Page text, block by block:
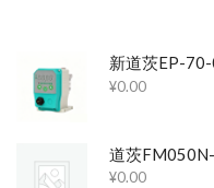
新道茨EP-
¥0.00
¥0.00